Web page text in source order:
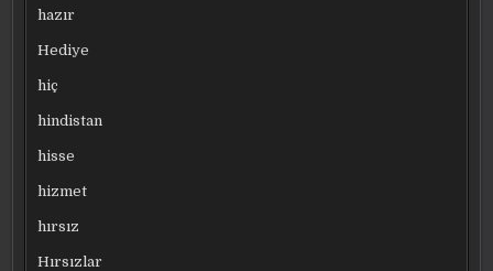
hazır
Hediye
hiç
hindistan
hisse
hizmet
hırsız
Hırsızlar